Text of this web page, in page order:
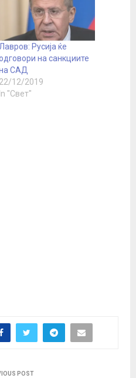
Русија ќе
на санкциите
САД
22/12/2019
In "Свет"
POST